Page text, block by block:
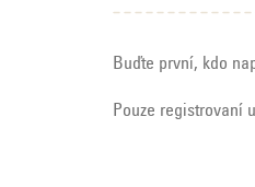
Buďte první, kdo
Pouze registrovaní